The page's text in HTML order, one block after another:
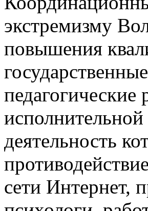
экстремизму
повышения
педагогические
исполнительной
деятельность
сети Интернет,